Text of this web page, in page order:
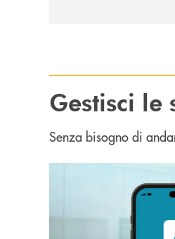
Gestisci le
Senza bisogno di
Scopri di più Inbank